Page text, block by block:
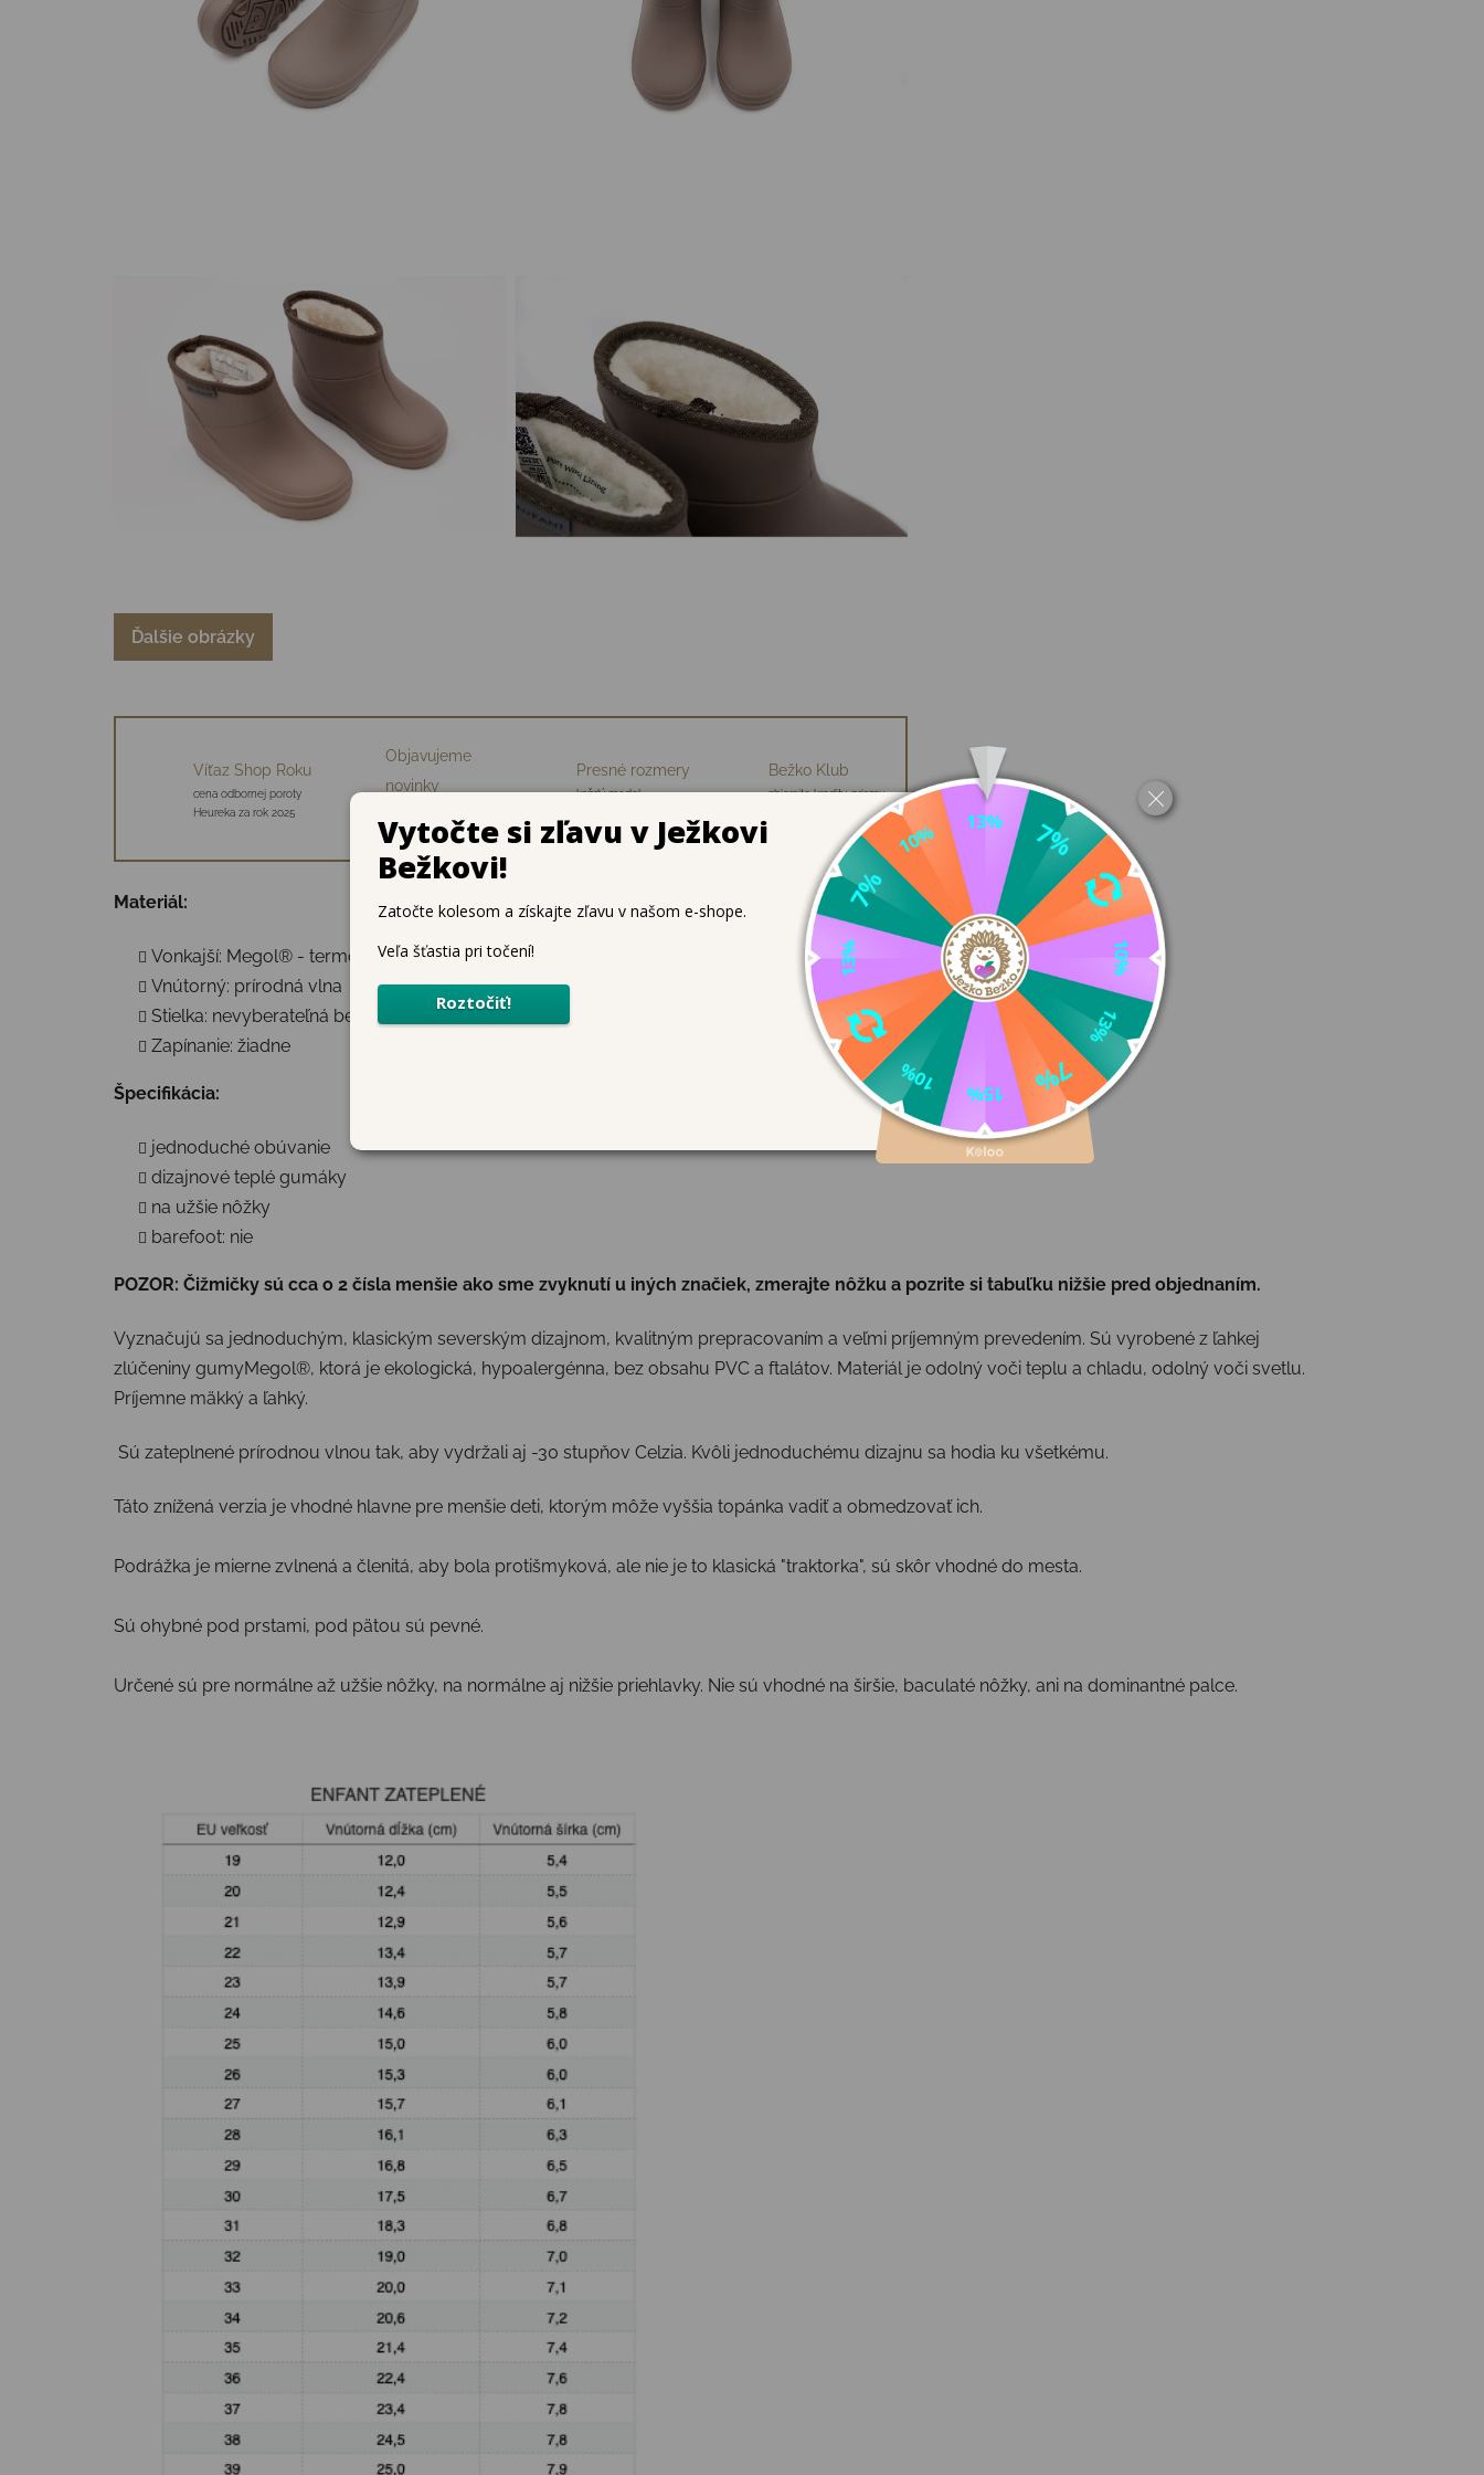
Ďalšie obrázky
Víťaz Shop Roku
cena odbornej poroty
Heureka za rok 2025
Objavujeme
novinky
značiek
Presné rozmery
každý model
Bežko Klub
zbierajte kredity, priamu
Materiál:
Vonkajší: Megol® - termoplastická zlúčenina kaučuku
Vnútorný: prírodná vlna
Stielka: nevyberateľná bez tvarovania
Zapínanie: žiadne
Špecifikácia:
jednoduché obúvanie
dizajnové teplé gumáky
na užšie nôžky
barefoot: nie
POZOR: Čižmičky sú cca o 2 čísla menšie ako sme zvyknutí u iných značiek, zmerajte nôžku a pozrite si tabuľku nižšie pred objednaním.
Vyznačujú sa jednoduchým, klasickým severským dizajnom, kvalitným prepracovaním a veľmi príjemným prevedením. Sú vyrobené z ľahkej
zlúčeniny gumyMegol®, ktorá je ekologická, hypoalergénna, bez obsahu PVC a ftalátov. Materiál je odolný voči teplu a chladu, odolný voči svetlu.
Príjemne mäkký a ľahký.
Sú zateplnené prírodnou vlnou tak, aby vydržali aj -30 stupňov Celzia. Kvôli jednoduchému dizajnu sa hodia ku všetkému.
Táto znížená verzia je vhodné hlavne pre menšie deti, ktorým môže vyššia topánka vadiť a obmedzovať ich.
Podrážka je mierne zvlnená a členitá, aby bola protišmyková, ale nie je to klasická "traktorka", sú skôr vhodné do mesta.
Sú ohybné pod prstami, pod pätou sú pevné.
Určené sú pre normálne až užšie nôžky, na normálne aj nižšie priehlavky. Nie sú vhodné na širšie, baculaté nôžky, ani na dominantné palce.